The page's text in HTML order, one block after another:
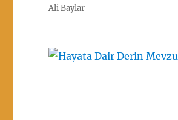
Ali Baylar